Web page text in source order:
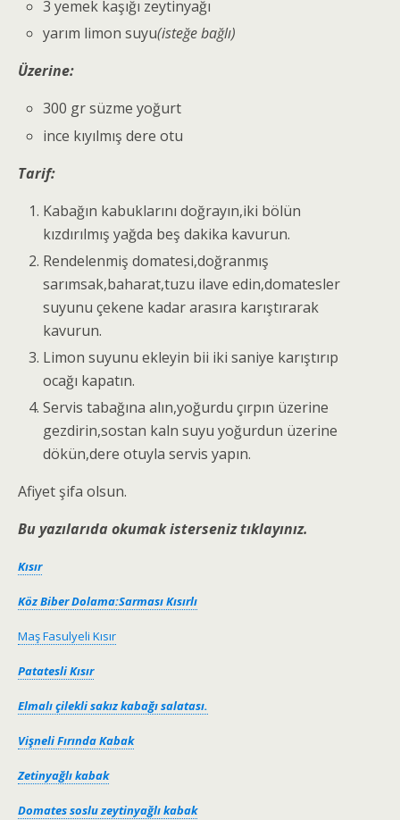
3 yemek kaşığı zeytinyağı
yarım limon suyu(isteğe bağlı)
Üzerine:
300 gr süzme yoğurt
ince kıyılmış dere otu
Tarif:
Kabağın kabuklarını doğrayın,iki bölün
kızdırılmış yağda beş dakika kavurun.
Rendelenmiş domatesi,doğranmış
sarımsak,baharat,tuzu ilave edin,domatesler
suyunu çekene kadar arasıra karıştırarak
kavurun.
Limon suyunu ekleyin bii iki saniye karıştırıp
ocağı kapatın.
Servis tabağına alın,yoğurdu çırpın üzerine
gezdirin,sostan kaln suyu yoğurdun üzerine
dökün,dere otuyla servis yapın.
Afiyet şifa olsun.
Bu yazılarıda okumak isterseniz tıklayınız.
Kısır
Köz Biber Dolama:Sarması Kısırlı
Maş Fasulyeli Kısır
Patatesli Kısır
Elmalı çilekli sakız kabağı salatası.
Vişneli Fırında Kabak
Zetinyağlı kabak
Domates soslu zeytinyağlı kabak